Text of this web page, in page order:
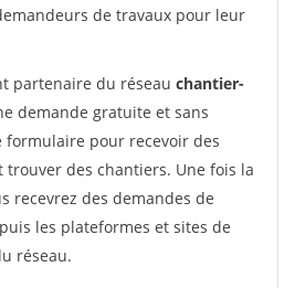
de travaux pour leur
partenaire du réseau chantier-
demande gratuite et sans
formulaire pour recevoir des
trouver des chantiers. Une fois la
recevrez des demandes de
les plateformes et sites de
réseau.